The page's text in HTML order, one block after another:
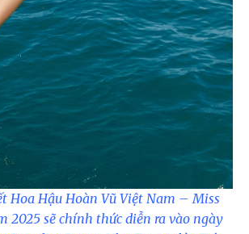
Hoa Hậu Hoàn Vũ Việt Nam – Miss
2025 sẽ chính thức diễn ra vào ngày